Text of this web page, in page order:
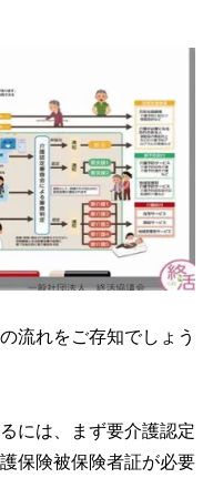
流れをご存知でしょう
には、まず要介護認定
保険被保険者証が必要